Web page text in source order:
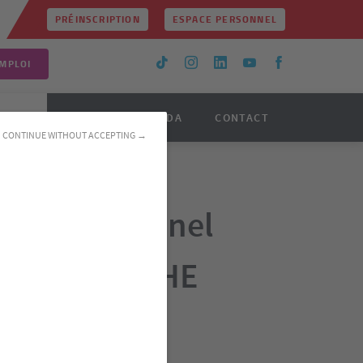
CONTINUE WITHOUT ACCEPTING →
AGENDA CONTACT
PRÉINSCRIPTION ESPACE PERSONNEL
personnel
HC, HE